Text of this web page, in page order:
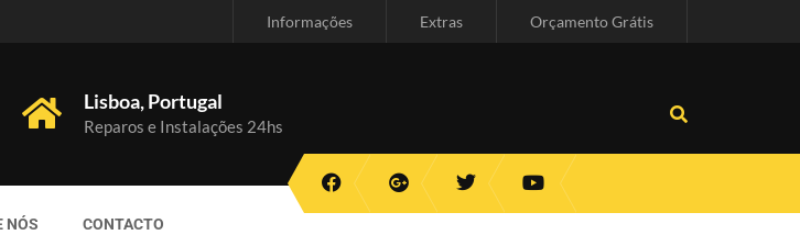
Informações Extras Orçamento Grátis
Lisboa, Portugal
Reparos e Instalações 24hs
NÓS CONTACTO